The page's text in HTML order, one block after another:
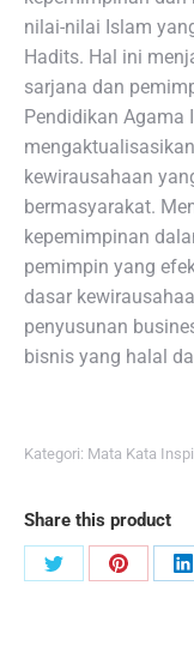
nilai-nilai Islam
Hadits. Hal ini
sarjana dan
Pendidikan Agama
kewirausahaan
bermasyarakat.
kepemimpinan
pemimpin yang
dasar
penyusunan
bisnis yang halal
Kategori: Mata Kata
Share this product
Share
Share